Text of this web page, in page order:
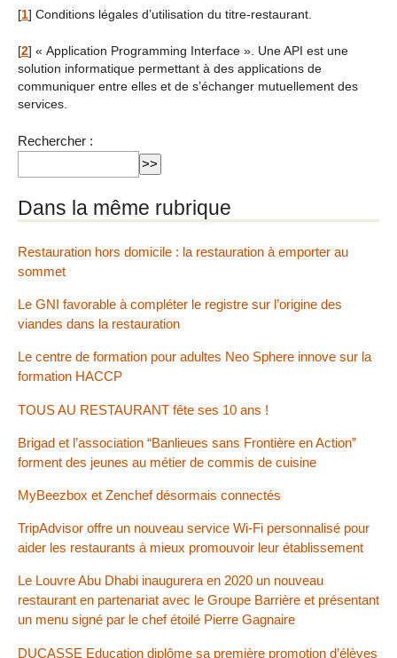
[1] Conditions légales d’utilisation du titre-restaurant.
[2] « Application Programming Interface ». Une API est une
solution informatique permettant à des applications de
communiquer entre elles et de s’échanger mutuellement des
services.
Rechercher :
Dans la même rubrique
Restauration hors domicile : la restauration à emporter au
sommet
Le GNI favorable à compléter le registre sur l’origine des
viandes dans la restauration
Le centre de formation pour adultes Neo Sphere innove sur la
formation HACCP
TOUS AU RESTAURANT fête ses 10 ans !
Brigad et l’association “Banlieues sans Frontière en Action”
forment des jeunes au métier de commis de cuisine
MyBeezbox et Zenchef désormais connectés
TripAdvisor offre un nouveau service Wi-Fi personnalisé pour
aider les restaurants à mieux promouvoir leur établissement
Le Louvre Abu Dhabi inaugurera en 2020 un nouveau
restaurant en partenariat avec le Groupe Barrière et présentant
un menu signé par le chef étoilé Pierre Gagnaire
DUCASSE Education diplôme sa première promotion d’élèves